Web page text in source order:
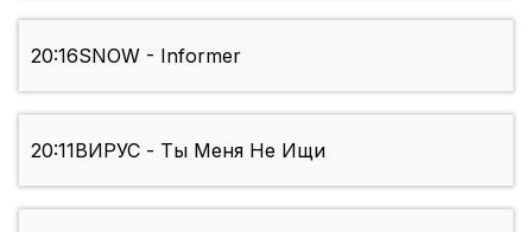
20:16SNOW - Informer
20:11ВИРУС - Ты Меня Не Ищи